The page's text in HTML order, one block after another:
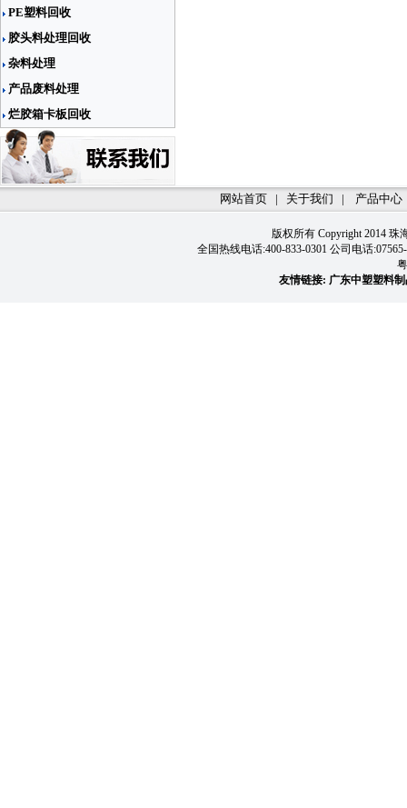
PE塑料回收
胶头料处理回收
杂料处理
产品废料处理
烂胶箱卡板回收
网站首页 | 关于我们 | 产品中心
版权所有 Copyright 2014 珠
全国热线电话:400-833-0301 公司电话
友情链接: 广东中塑塑料